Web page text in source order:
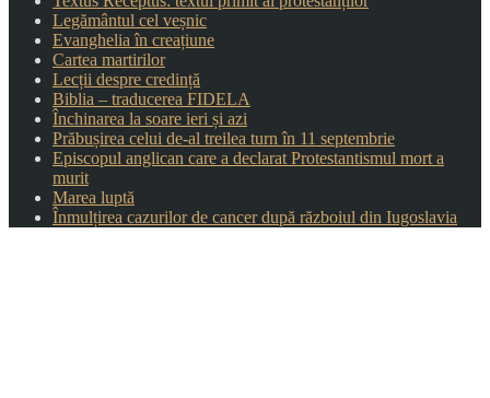
Legământul cel veșnic
Evanghelia în creațiune
Cartea martirilor
Lecții despre credință
Biblia – traducerea FIDELA
Închinarea la soare ieri și azi
Prăbușirea celui de-al treilea turn în 11 septembrie
Episcopul anglican care a declarat Protestantismul mort a
murit
Marea luptă
Înmulțirea cazurilor de cancer după războiul din Iugoslavia